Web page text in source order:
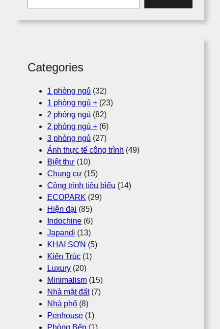
Categories
1 phòng ngủ (32)
1 phòng ngủ + (23)
2 phòng ngủ (82)
2 phòng ngủ + (6)
3 phòng ngủ (27)
Ảnh thực tế công trình (49)
Biệt thự (10)
Chung cư (15)
Công trình tiêu biểu (14)
ECOPARK (29)
Hiện đại (85)
Indochine (6)
Japandi (13)
KHAI SƠN (5)
Kiến Trúc (1)
Luxury (20)
Minimalism (15)
Nhà mặt đất(7)
Nhà phố (8)
Penhouse (1)
Phòng Bếp (1)